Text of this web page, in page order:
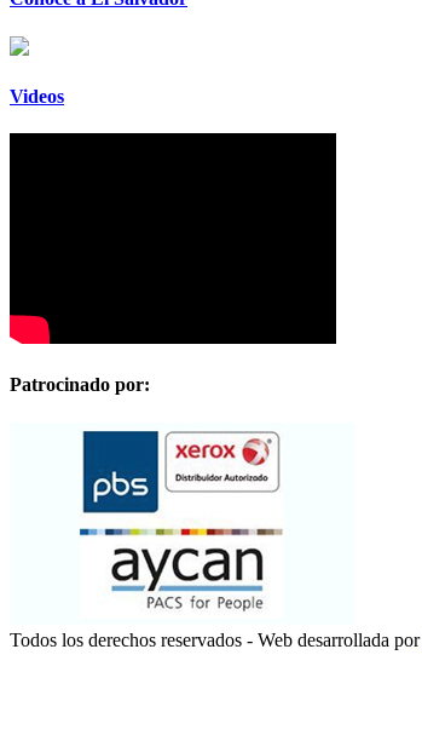
Videos
Patrocinado por:
Todos los derechos reservados - Web desarrollada por